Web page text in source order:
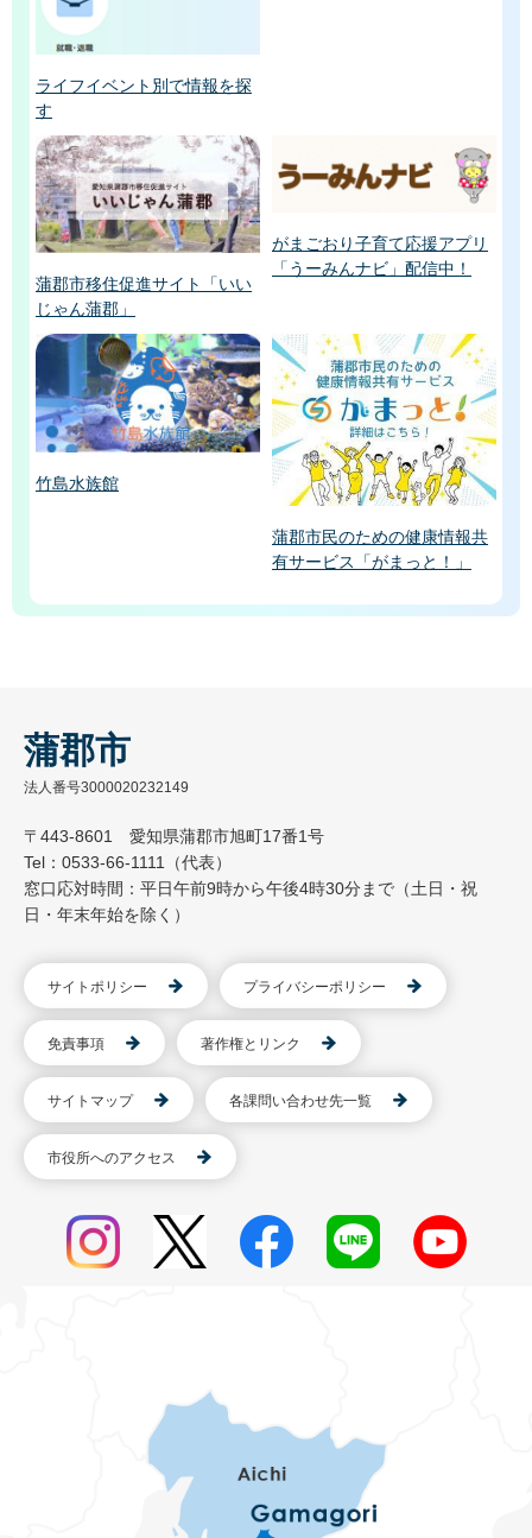
ライフイベント別で情報を探
す
蒲郡市移住促進サイト「いい
じゃん蒲郡」
がまごおり子育て応援アプリ
「うーみんナビ」配信中！
竹島水族館
蒲郡市民のための健康情報共
有サービス「がまっと！」
蒲郡市
法人番号3000020232149
〒443-8601 愛知県蒲郡市旭町17番1号
Tel：0533-66-1111（代表）
窓口応対時間：平日午前9時から午後4時30分まで（土日・祝
日・年末年始を除く）
サイトポリシー プライバシーポリシー
免責事項 著作権とリンク
サイトマップ 各課問い合わせ先一覧
市役所へのアクセス